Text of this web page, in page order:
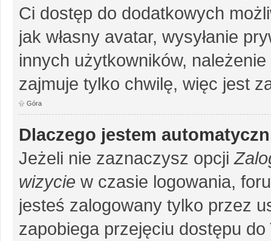
Ci dostęp do dodatkowych
jak własny avatar, wysyłanie
innych użytkowników,
zajmuje tylko chwilę, więc jest
Góra
Dlaczego jestem
Jeżeli nie zaznaczysz opcji
wizycie w czasie logowania,
jesteś zalogowany tylko przez
zapobiega przejęciu dostępu